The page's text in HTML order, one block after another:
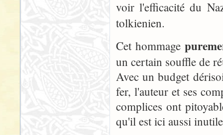
voir l'efficacité du
tolkienien.
Cet hommage
un certain souffle de
Avec un budget
fer, l'auteur et ses
complices ont
qu'il est ici aussi